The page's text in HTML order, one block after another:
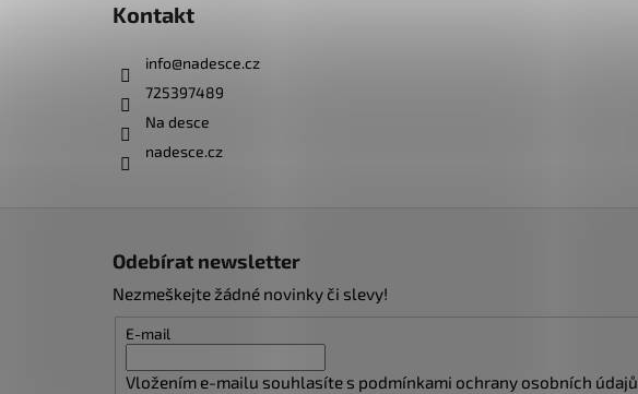
Kontakt
info@nadesce.cz
725397489
Na desce
nadesce.cz
Odebírat newsletter
Nezmeškejte žádné novinky či slevy!
E-mail
Vložením e-mailu souhlasíte s podmínkami ochrany osobních údajů